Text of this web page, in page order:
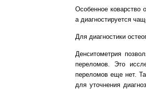
Особенное коварство
а диагностируется
Для диагностики
Денситометрия
переломов. Это
переломов еще нет.
для уточнения